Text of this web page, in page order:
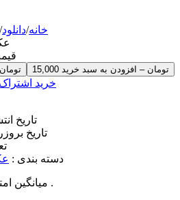
خانه/دانلود/
خرید
تاریخ
تاریخ
دسته بندی :
میانگین است .